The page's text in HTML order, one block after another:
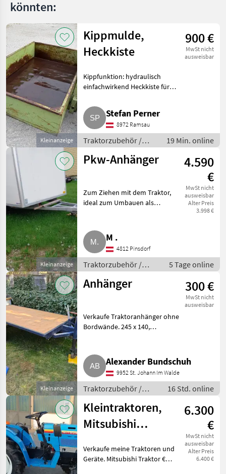
könnten:
Kleinanzeige
Kippmulde,
Heckkiste
900 €
MwSt nicht
ausweisbar
Kippfunktion: hydraulisch
einfachwirkend Heckkiste für
geeignet. Breite 1, 90 m, Tiefe 1,
23 m, Höhe 0, 40 m.
Traktorzubehör Kippschaufel
Stefan Perner
8972 Ramsau
Traktorzubehör /
Kippschaufel
19 Min. online
Kleinanzeige
Pkw-Anhänger
4.590
€
MwSt nicht
ausweisbar
Alter Preis
3.998 €
Zum Ziehen mit dem Traktor,
ideal zum Umbauen als
Kühlaggregat. A1, 81 58 253.
Traktorzubehör Sonstiges
Trakto
M .
4812 Pinsdorf
Traktorzubehör /
Sonstiges
Traktorzubehör
5 Tage online
Kleinanzeige
Anhänger 300 €
MwSt nicht
ausweisbar
Verkaufe Traktoranhänger ohne
Bordwände. 245 x 140,
Sonstiges Traktorzubehör
Alexander Bundschuh
9952 St. Johann Im Walde
Traktorzubehör /
Sonstiges
Traktorzubehör
16 Std. online
Kleintraktoren,
Mitsubishi
6.300
€
MwSt nicht
ausweisbar
Alter Preis
6.400 €
Verkaufe meine Traktoren und
Geräte. Mitsubishi Traktor €